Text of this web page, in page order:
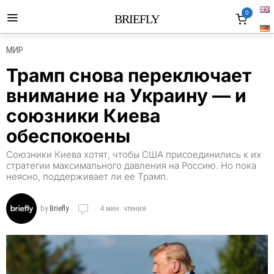
BRIEFLY 0
МИР
Трамп снова переключает
внимание на Украину — и
союзники Киева
обеспокоены
Союзники Киева хотят, чтобы США присоединились к их
стратегии максимального давления на Россию. Но пока
неясно, поддерживает ли ее Трамп.
byBriefly 4 мин. чтения